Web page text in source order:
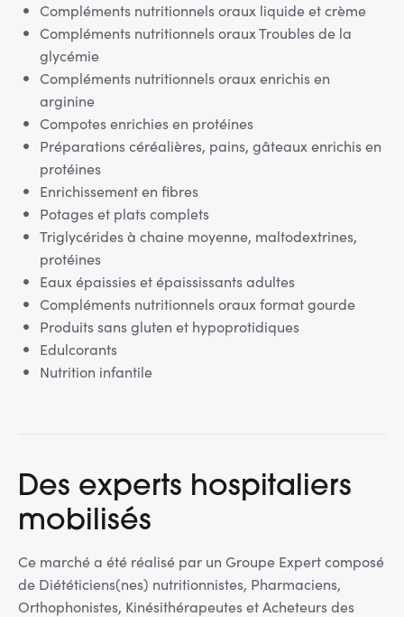
Compléments nutritionnels oraux liquide et crème
Compléments nutritionnels oraux Troubles de la
glycémie
Compléments nutritionnels oraux enrichis en
arginine
Compotes enrichies en protéines
Préparations céréalières, pains, gâteaux enrichis en
protéines
Enrichissement en fibres
Potages et plats complets
Triglycérides à chaine moyenne, maltodextrines,
protéines
Eaux épaissies et épaississants adultes
Compléments nutritionnels oraux format gourde
Produits sans gluten et hypoprotidiques
Edulcorants
Nutrition infantile
Des experts hospitaliers
mobilisés
Ce marché a été réalisé par un Groupe Expert composé
de Diététiciens(nes) nutritionnistes, Pharmaciens,
Orthophonistes, Kinésithérapeutes et Acheteurs des